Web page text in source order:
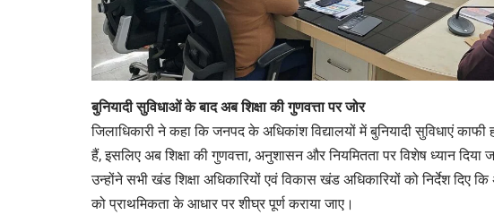
बुनियादी सुविधाओं के बाद अब शिक्षा की गुणवत्ता पर जोर
जिलाधिकारी ने कहा कि जनपद के अधिकांश विद्यालयों में बुनियादी सुविधाएं
हैं, इसलिए अब शिक्षा की गुणवत्ता, अनुशासन और नियमितता पर विशेष ध्यान
उन्होंने सभी खंड शिक्षा अधिकारियों एवं विकास खंड अधिकारियों को निर्देश दिए कि
को प्राथमिकता के आधार पर शीघ्र पूर्ण कराया जाए।